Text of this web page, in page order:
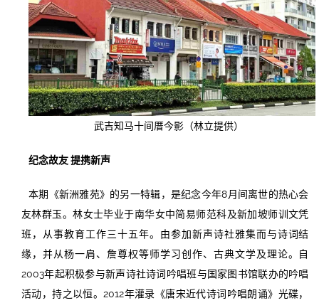
武吉知马十间厝今影（林立提供）
纪念故友 提携新声
本期《新洲雅苑》的另一特辑，是纪念今年8月间离世的热心会
友林群玉。林女士毕业于南华女中简易师范科及新加坡师训文凭
班，从事教育工作三十五年。由参加新声诗社雅集而与诗词结
缘，并从杨一肩、詹尊权等师学习创作、古典文学及理论。自
2003年起积极参与新声诗社诗词吟唱班与国家图书馆联办的吟唱
活动，持之以恒。2012年灌录《唐宋近代诗词吟唱朗诵》光碟，